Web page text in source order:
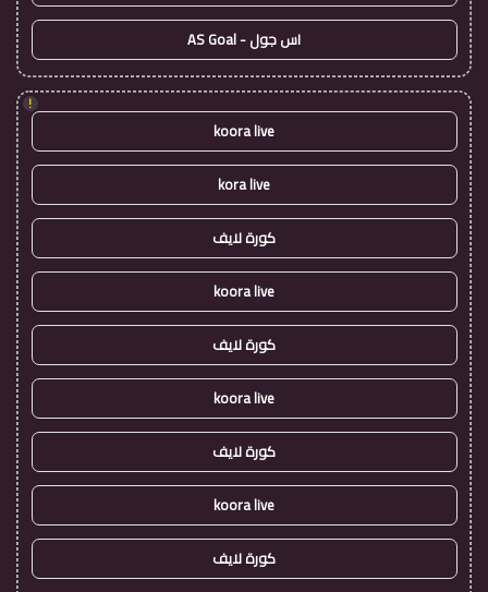
اس جول - AS Goal
!
koora live
kora live
كورة لايف
koora live
كورة لايف
koora live
كورة لايف
koora live
كورة لايف